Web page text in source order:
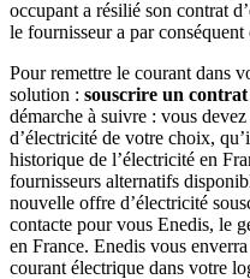
occupant a résilié son contrat
le fournisseur a par conséquent
Pour remettre le courant dans
solution : souscrire un
démarche à suivre : vous
d’électricité de votre choix,
historique de l’électricité en
fournisseurs alternatifs
nouvelle offre d’électricité
contacte pour vous Enedis, le
en France. Enedis vous
courant électrique dans votre